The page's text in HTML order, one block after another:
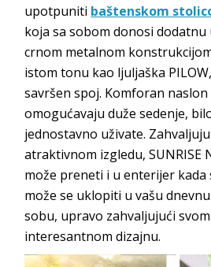
upotpuniti baštenskom
koja sa sobom donosi dodatnu
crnom metalnom
istom tonu kao ljuljaška
savršen spoj. Komforan
omogućavaju duže sedenje,
jednostavno uživate.
atraktivnom izgledu, SUNRISE
može preneti i u enterijer kada
može se uklopiti u vašu
sobu, upravo zahvaljujući
interesantnom dizajnu.